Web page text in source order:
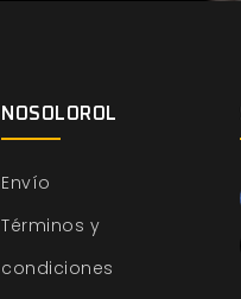
NOSOLOROL
Envío
Términos y
condiciones